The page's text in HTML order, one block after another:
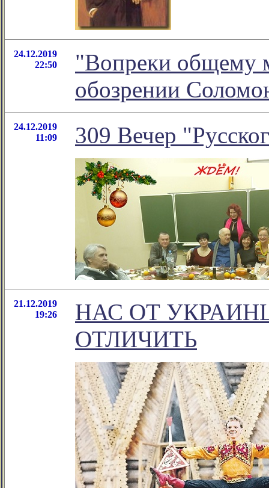
24.12.2019
22:50
"Вопреки общему
обозрении
24.12.2019
11:09
309 Вечер
21.12.2019
19:26
НАС ОТ
ОТЛИЧИТЬ